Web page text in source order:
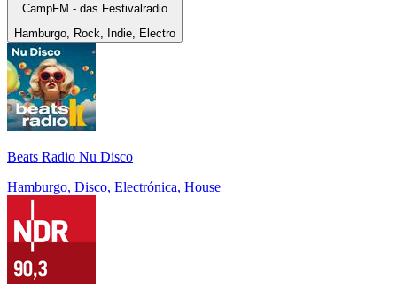
CampFM - das Festivalradio
Hamburgo, Rock, Indie, Electro
Beats Radio Nu Disco
Hamburgo, Disco, Electrónica, House